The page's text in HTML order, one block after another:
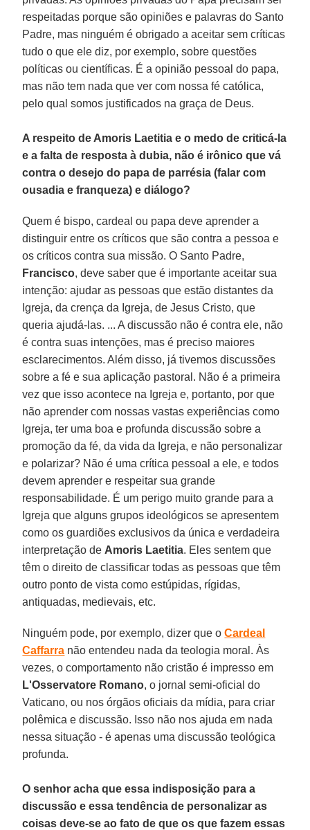
respeitadas porque são opiniões e palavras do Santo
Padre, mas ninguém é obrigado a aceitar sem críticas
tudo o que ele diz, por exemplo, sobre questões
políticas ou científicas. É a opinião pessoal do papa,
mas não tem nada que ver com nossa fé católica,
pelo qual somos justificados na graça de Deus.
A respeito de Amoris Laetitia e o medo de criticá-la
e a falta de resposta à dubia, não é irônico que vá
contra o desejo do papa de parrésia (falar com
ousadia e franqueza) e diálogo?
Quem é bispo, cardeal ou papa deve aprender a
distinguir entre os críticos que são contra a pessoa e
os críticos contra sua missão. O Santo Padre,
Francisco, deve saber que é importante aceitar sua
intenção: ajudar as pessoas que estão distantes da
Igreja, da crença da Igreja, de Jesus Cristo, que
queria ajudá-las. ... A discussão não é contra ele, não
é contra suas intenções, mas é preciso maiores
esclarecimentos. Além disso, já tivemos discussões
sobre a fé e sua aplicação pastoral. Não é a primeira
vez que isso acontece na Igreja e, portanto, por que
não aprender com nossas vastas experiências como
Igreja, ter uma boa e profunda discussão sobre a
promoção da fé, da vida da Igreja, e não personalizar
e polarizar? Não é uma crítica pessoal a ele, e todos
devem aprender e respeitar sua grande
responsabilidade. É um perigo muito grande para a
Igreja que alguns grupos ideológicos se apresentem
como os guardiões exclusivos da única e verdadeira
interpretação de Amoris Laetitia. Eles sentem que
têm o direito de classificar todas as pessoas que têm
outro ponto de vista como estúpidas, rígidas,
antiquadas, medievais, etc.
Ninguém pode, por exemplo, dizer que oCardeal
Caffarra não entendeu nada da teologia moral. Às
vezes, o comportamento não cristão é impresso em
L'Osservatore Romano, o jornal semi-oficial do
Vaticano, ou nos órgãos oficiais da mídia, para criar
polêmica e discussão. Isso não nos ajuda em nada
nessa situação - é apenas uma discussão teológica
profunda.
O senhor acha que essa indisposição para a
discussão e essa tendência de personalizar as
coisas deve-se ao fato de que os que fazem essas